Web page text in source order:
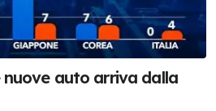
auto arriva dalla